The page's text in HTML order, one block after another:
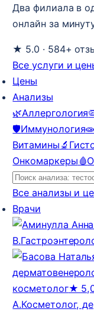
Два филиала в
онлайн за
★ 5.0 · 584+
Все услуги и
Цены
Анализы
🌿Аллергология
🛡️Иммунология
Витамины 🔬
Онкомаркеры 🩸
Все анализы и
Врачи
В.
косметолог★
А.Косметолог,